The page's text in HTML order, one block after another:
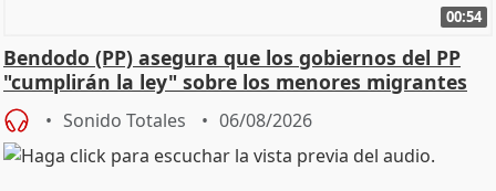
00:54
Bendodo (PP) asegura que los gobiernos del PP
"cumplirán la ley" sobre los menores migrantes
Sonido Totales 06/08/2026